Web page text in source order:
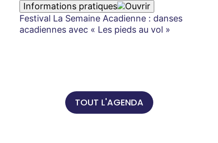
Informations pratiques
Festival La Semaine Acadienne : danses
acadiennes avec « Les pieds au vol »
TOUT L'AGENDA